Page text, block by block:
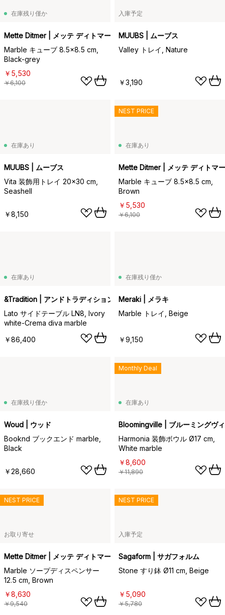
在庫残り僅か
Mette Ditmer | メッテ ディトマー
Marble キューブ 8.5x8.5 cm,
Black-grey
￥5,530
￥6,100
入庫予定
MUUBS | ムーブス
Valley トレイ, Nature
￥3,190
在庫あり
MUUBS | ムーブス
Vita 装飾用トレイ 20x30 cm,
Seashell
￥8,150
在庫あり
Mette Ditmer | メッテ ディトマー
Marble キューブ 8.5x8.5 cm,
Brown
￥5,530
￥6,100
NEST PRICE
在庫あり
&Tradition | アンドトラディション
Lato サイドテーブル LN8, Ivory
white-Crema diva marble
￥86,400
在庫残り僅か
Meraki | メラキ
Marble トレイ, Beige
￥9,150
在庫残り僅か
Woud | ウッド
Booknd ブックエンド marble,
Black
￥28,660
在庫あり
Bloomingville | ブルーミングヴ
Harmonia 装飾ボウル Ø17 cm,
White marble
￥8,600
￥11,890
Monthly Deal
お取り寄せ
Mette Ditmer | メッテ ディトマー
Marble ソープディスペンサー
12.5 cm, Brown
￥8,630
￥9,540
NEST PRICE
入庫予定
Sagaform | サガフォルム
Stone すり鉢 Ø11 cm, Beige
￥5,090
￥5,780
NEST PRICE